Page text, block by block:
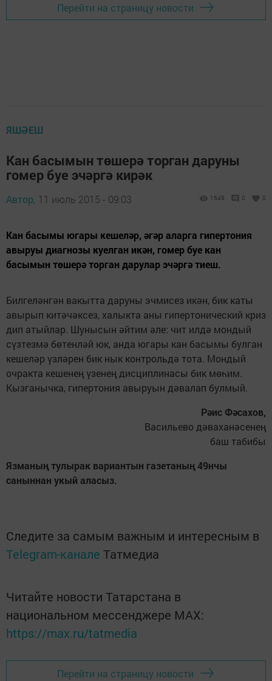
Перейти на страницу новости
ЯШӘЕШ
Кан басымын төшерә торган даруны
гомер буе эчәргә кирәк
Автор, 11 июль 2015 - 09:03 1649 0 0
Кан басымы югары кешеләр, әгәр аларга гипертония
авыруы диагнозы куелган икән, гомер буе кан
басымын төшерә торган дарулар эчәргә тиеш.
Билгеләнгән вакытта даруны эчмисез икән, бик каты
авырып китәчәксез, халыкта аны гипертонический криз
дип атыйлар. Шунысын әйтим әле: чит илдә мондый
сүзтезмә бөтенләй юк, анда югары кан басымы булган
кешеләр үзләрен бик нык конт­рольдә тота. Мондый
очракта кешенең үзенең дисциплинасы бик мөһим.
Кызганычка, гипертония авыруын дәвалап булмый.
Рәис Фәсахов,
Васильево дәваханәсенең
баш табибы
Язманың тулырак вариантын газетаның 49нчы
саныннан укый аласыз.
Следите за самым важным и интересным в
Telegram-канале Татмедиа
Читайте новости Татарстана в
национальном мессенджере MАХ:
https://max.ru/tatmedia
Перейти на страницу новости